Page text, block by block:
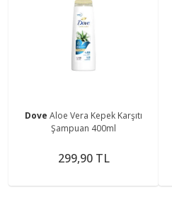
Dove Aloe Vera Kepek Karşıtı
Şampuan 400ml
299,90 TL